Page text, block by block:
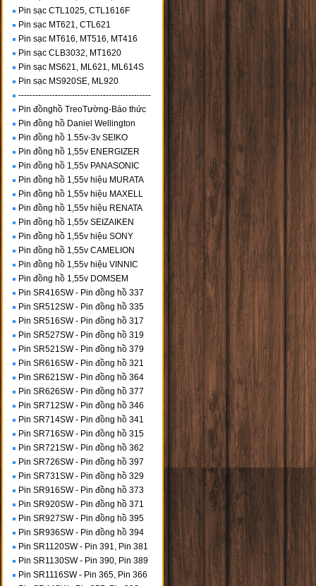
Pin sạc CTL1025, CTL1616F
Pin sạc MT621, CTL621
Pin sạc MT616, MT516, MT416
Pin sạc CLB3032, MT1620
Pin sạc MS621, ML621, ML614S
Pin sạc MS920SE, ML920
-----------------------------------------------
Pin đồnghồ TreoTường-Báo thức
Pin đồng hồ Daniel Wellington
Pin đồng hồ 1.55v-3v SEIKO
Pin đồng hồ 1,55v ENERGIZER
Pin đồng hồ 1,55v PANASONIC
Pin đồng hồ 1,55v hiệu MURATA
Pin đồng hồ 1,55v hiệu MAXELL
Pin đồng hồ 1,55v hiệu RENATA
Pin đồng hồ 1,55v SEIZAIKEN
Pin đồng hồ 1,55v hiệu SONY
Pin đồng hồ 1,55v CAMELION
Pin đồng hồ 1,55v hiệu VINNIC
Pin đồng hồ 1,55v DOMSEM
Pin SR416SW - Pin đồng hồ 337
Pin SR512SW - Pin đồng hồ 335
Pin SR516SW - Pin đồng hồ 317
Pin SR527SW - Pin đồng hồ 319
Pin SR521SW - Pin đồng hồ 379
Pin SR616SW - Pin đồng hồ 321
Pin SR621SW - Pin đồng hồ 364
Pin SR626SW - Pin đồng hồ 377
Pin SR712SW - Pin đồng hồ 346
Pin SR714SW - Pin đồng hồ 341
Pin SR716SW - Pin đồng hồ 315
Pin SR721SW - Pin đồng hồ 362
Pin SR726SW - Pin đồng hồ 397
Pin SR731SW - Pin đồng hồ 329
Pin SR916SW - Pin đồng hồ 373
Pin SR920SW - Pin đồng hồ 371
Pin SR927SW - Pin đồng hồ 395
Pin SR936SW - Pin đồng hồ 394
Pin SR1120SW - Pin 391, Pin 381
Pin SR1130SW - Pin 390, Pin 389
Pin SR1116SW - Pin 365, Pin 366